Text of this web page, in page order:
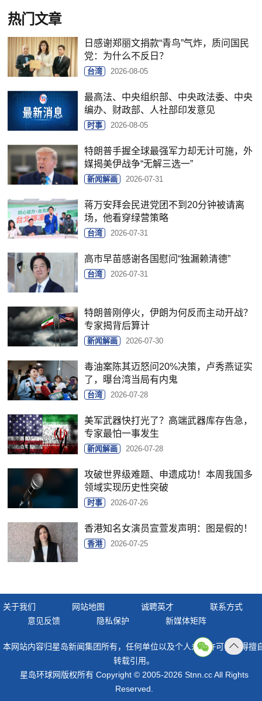
热门文章
日感谢郑丽文捐款“青鸟”气炸，质问国民
党：为什么不反日？
台湾 2026-08-05
最高法、中央组织部、中央政法委、中央
编办、财政部、人社部印发意见
时事 2026-08-05
特朗普手握全球最强军力却无计可施，外
媒揭美伊战争“无解三选一”
新闻解画 2026-07-31
蒋万安拜会民进党团不到20分钟被请离
场，他看穿绿营策略
台湾 2026-07-31
高市早苗感谢各国慰问“独漏赖清德”
台湾 2026-07-31
特朗普刚停火，伊朗为何反而主动开战？
专家揭背后算计
新闻解画 2026-07-30
毒油案陈其迈怒问20%决策，卢秀燕证实
了，曝台湾当局有内鬼
台湾 2026-07-28
美军武器快打光了？高端武器库存告急，
专家最怕一事发生
新闻解画 2026-07-28
攻破世界级难题、申遗成功！本周我国多
领域实现历史性突破
时事 2026-07-26
香港知名女演员宣萱发声明：图是假的！
香港 2026-07-25
关于我们 网站地图 诚聘英才
联系方式
意见反馈
隐私保护 新媒体矩阵
本网站内容归星岛新闻集团所有，任何单位以及个人未经许可，不得擅
转载引用。
星岛环球网版权所有 Copyright © 2005-2026 Stnn.cc All Rights
Reserved.
顶部